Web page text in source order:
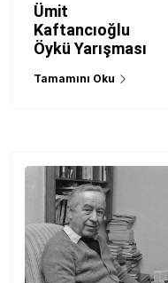
Ümit
Kaftancıoğlu
Öykü Yarışması
Tamamını Oku